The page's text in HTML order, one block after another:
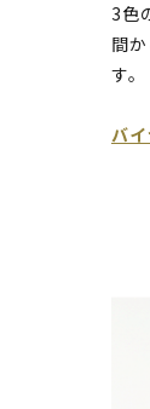
3色
間
す。
バ